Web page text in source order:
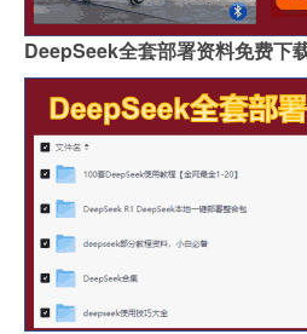
DeepSeek全套部署资料免费下